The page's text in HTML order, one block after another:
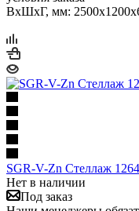
ВхШхГ, мм:
SGR-V-Zn Стеллаж
Нет в наличии
Под заказ